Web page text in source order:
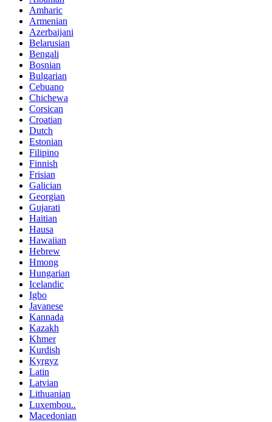
Amharic
Armenian
Azerbaijani
Belarusian
Bengali
Bosnian
Bulgarian
Cebuano
Chichewa
Corsican
Croatian
Dutch
Estonian
Filipino
Finnish
Frisian
Galician
Georgian
Gujarati
Haitian
Hausa
Hawaiian
Hebrew
Hmong
Hungarian
Icelandic
Igbo
Javanese
Kannada
Kazakh
Khmer
Kurdish
Kyrgyz
Latin
Latvian
Lithuanian
Luxembou..
Macedonian